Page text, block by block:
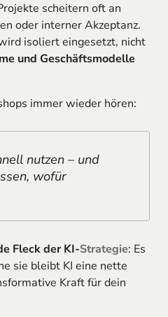
scheitern oft an
oder interner Akzeptanz.
isoliert eingesetzt, nicht
und Geschäftsmodelle
immer wieder hören:
nutzen – und
wofür
Fleck der KI-Strategie: Es
sie bleibt KI eine nette
Kraft für dein